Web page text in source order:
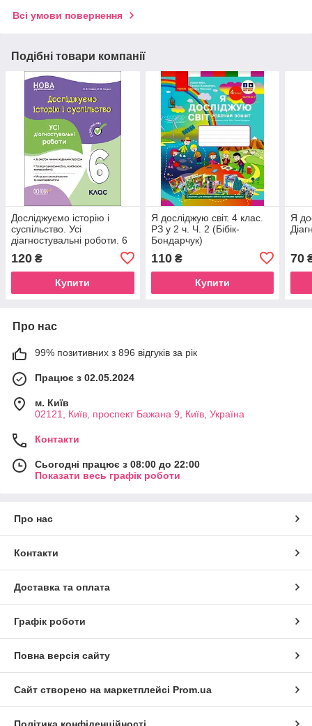
Всі умови повернення
Подібні товари компанії
Досліджуємо історію і
суспільство. Усі
діагностувальні роботи. 6
120 ₴
Купити
Я досліджую світ. 4 клас.
РЗ у 2 ч. Ч. 2 (Бібік-
Бондарчук)
110₴
Купити
Я
70
Про нас
99% позитивних з 896 відгуків за рік
Працює з 02.05.2024
м. Київ
02121, Київ, проспект Бажана 9, Київ, Україна
Контакти
Сьогодні працює з 08:00 до 22:00
Показати весь графік роботи
Про нас
Контакти
Доставка та оплата
Графік роботи
Повна версія сайту
Сайт створено на маркетплейсі Prom.ua